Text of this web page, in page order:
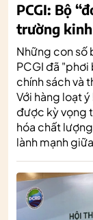
PCGI: Bộ
trường kinh
Những con số
PCGI đã
chính sách và
Với hàng loạt
được kỳ vọng
hóa chất
lành mạnh